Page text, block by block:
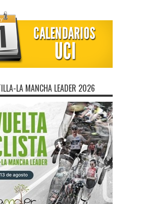
LA MANCHA LEADER 2026